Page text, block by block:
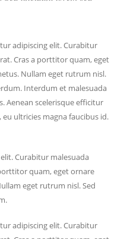
adipiscing elit. Curabitur
Cras a porttitor quam, eget
Nullam eget rutrum nisl.
Interdum et malesuada
Aenean scelerisque efficitur
ultricies magna faucibus id.
Curabitur malesuada
quam, eget ornare
eget rutrum nisl. Sed
adipiscing elit. Curabitur